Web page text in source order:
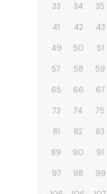
33 34 35
41 42 43
49 50 51
57 58 59
65 66 67
73 74 75
81 82 83
89 90 91
97 98 99